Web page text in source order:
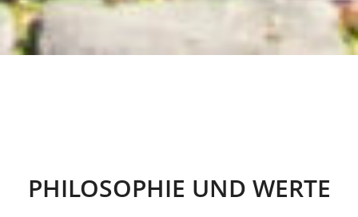
PHILOSOPHIE UND WERTE